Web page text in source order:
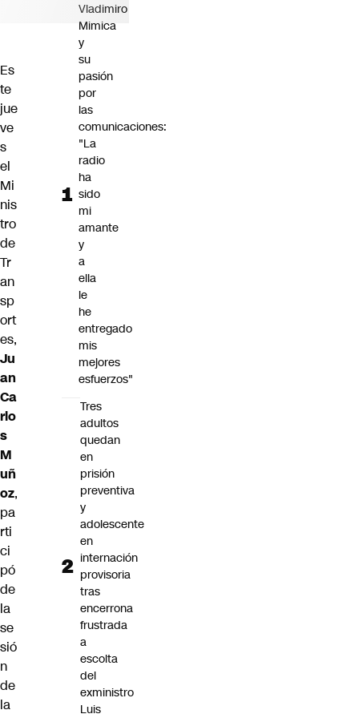
Es
te
jue
ve
s
el
Mi
nis
tro
de
Tr
an
sp
ort
es,
Ju
an
Ca
rlo
s
M
uñ
oz,
pa
rti
ci
pó
de
la
se
sió
n
de
la
Vladimiro
Mimica
y
su
pasión
por
las
comunicaciones:
"La
radio
ha
sido
mi
amante
y
a
ella
le
he
entregado
mis
mejores
esfuerzos"
Tres
adultos
quedan
en
prisión
preventiva
y
adolescente
en
internación
provisoria
tras
encerrona
frustrada
a
escolta
del
exministro
Luis